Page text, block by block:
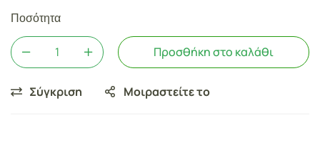
Ποσότητα
Προσθήκη στο καλάθι
Σύγκριση Μοιραστείτε το